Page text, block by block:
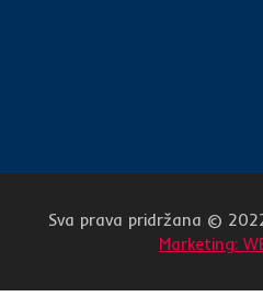
Sva prava pridržana ©
Marketing: